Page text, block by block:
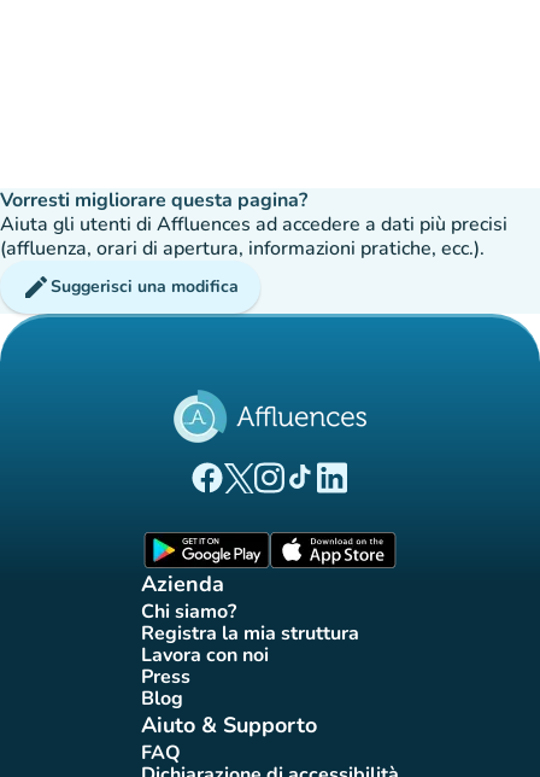
Vorresti migliorare questa pagina?
Aiuta gli utenti di Affluences ad accedere a dati più precisi
(affluenza, orari di apertura, informazioni pratiche, ecc.).
editSuggerisci una modifica
(nuova scheda)
(nuova scheda)
(nuova scheda)
(nuova scheda)
(nuova scheda)
Azienda
Chi siamo?(nuova scheda)
Registra la mia struttura
(nuova scheda)
Lavora con noi
(nuova scheda)
Press(nuova scheda)
Blog(nuova scheda)
Aiuto & Supporto
FAQ(nuova scheda)